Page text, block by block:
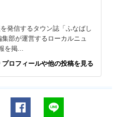
発信するタウン誌「ふなばし
部が運営するローカルニュ
を掲...
プロフィールや他の投稿を見る